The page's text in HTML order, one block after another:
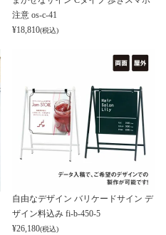
注意 os-c-41
¥18,810(税込)
自由なデザイン バリケードサイン デ
ザイン料込み fi-b-450-5
¥26,180(税込)